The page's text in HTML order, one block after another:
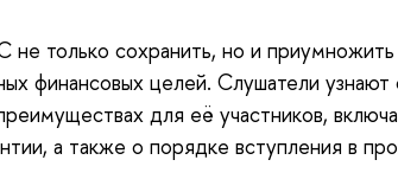
только сохранить, но и приумножить
финансовых целей. Слушатели узнают
для её участников,
а также о порядке вступления в